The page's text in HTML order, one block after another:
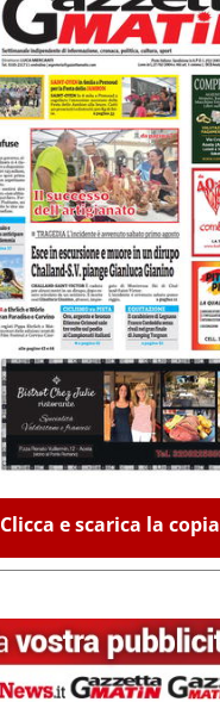
Clicca e scarica la copia